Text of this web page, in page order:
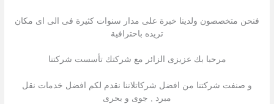
فنحن متخصصون ولدينا خبرة على مدار سنوات كثيرة فى الى اى مكان
تريده باحترافية
مرحبا بك عزیزى الزائر مع شركتك تأسست شركتنا
و صنفت شركتنا من افضل شركاتلاننا نقدم لكم افضل خدمات نقل
مبرد , جوى و بحرى